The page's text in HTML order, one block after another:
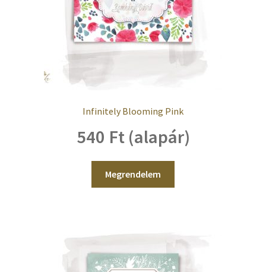
Infinitely Blooming Pink
540 Ft (alapár)
Megrendelem